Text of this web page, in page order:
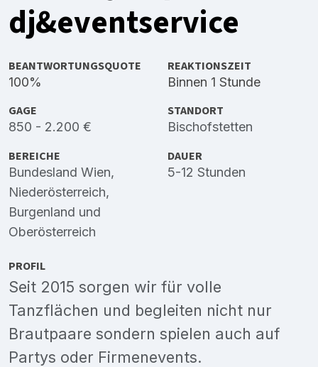
dj&eventservice
BEANTWORTUNGSQUOTE
100%
REAKTIONSZEIT
Binnen 1 Stunde
GAGE
850 - 2.200 €
STANDORT
Bischofstetten
BEREICHE
Bundesland Wien,
Niederösterreich,
Burgenland und
Oberösterreich
DAUER
5-12 Stunden
PROFIL
Seit 2015 sorgen wir für volle
Tanzflächen und begleiten nicht nur
Brautpaare sondern spielen auch auf
Partys oder Firmenevents.